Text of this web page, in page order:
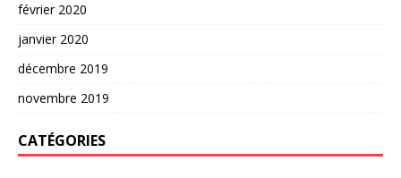
février 2020
janvier 2020
décembre 2019
novembre 2019
CATÉGORIES